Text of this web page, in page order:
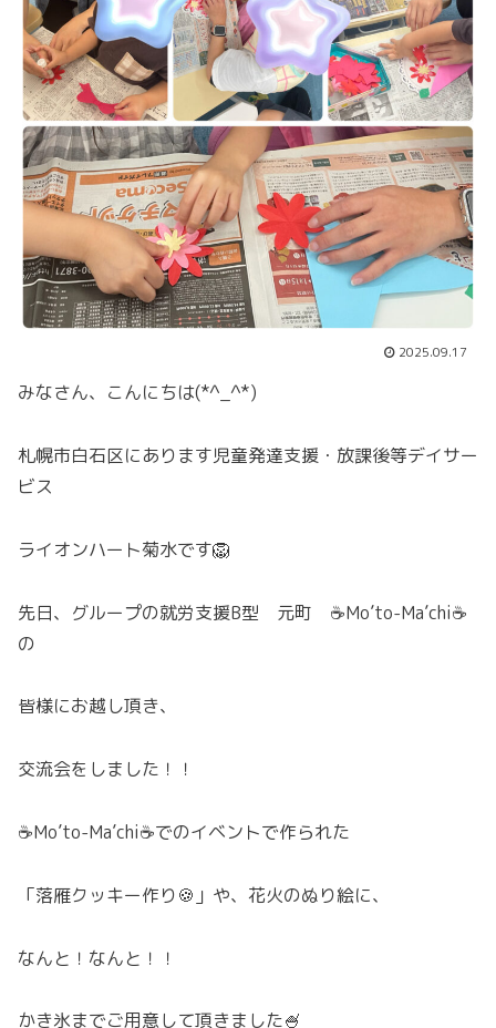
2025.09.17
みなさん、こんにちは(*^_^*)
札幌市白石区にあります児童発達支援・放課後等デイサー
ビス
ライオンハート菊水です🦁
先日、グループの就労支援B型 元町 ☕Mo’to-Ma’chi☕
の
皆様にお越し頂き、
交流会をしました！！
☕Mo’to-Ma’chi☕でのイベントで作られた
「落雁クッキー作り🍪」や、花火のぬり絵に、
なんと！なんと！！
かき氷までご用意して頂きました🍧